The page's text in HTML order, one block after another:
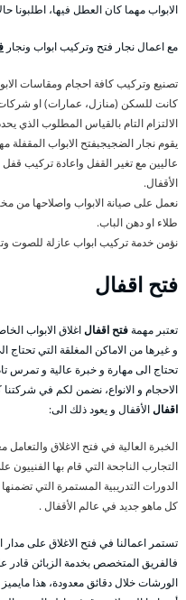
الابواب مهما كان العطل فيها، اطلبونا
مع اعمال نجار فتح وتركيب ابواب ونجار
تصنيع وتركيب كافة احجام ومقاسات
كانت للسكن (منازل، عمارات) او شركات
الالتزام التام بالقياس المطلوب الذي
يقوم نجار الضجيجبفتح الابواب
عاليين مع تغير القفل واعادة تركيب
الأقفال.
نعمل على صيانة الابواب واصلاحها من
طلاء او دهن الباب.
نؤمن خدمة تركيب ابواب عازلة للصوت
فتح اقفال
تعتبر مهمةفتح اقفالاغلاق الابواب
و غيرها من الاماكن المغلقة التي تحتاج
تحتاج الى مهارة و خبرة عالية و تمرس
الاحجام و الانواع، نضمن لكم في شركتنا
اقفالالأقفال و يعود ذلك الى:
الخبرة العالية في فتح الاغلاق والتعامل
التجارب الناجحة التي قام بها
الدورات التدريبية المستمرة التي
كل ماهو جديد في عالم الأقفال .
تستمر اعمالنا في فتح الاغلاق على مدار
فالفريق المتخصص بخدمة الزبائن قادر
الورشات خلال دقائق معدودة، هذا